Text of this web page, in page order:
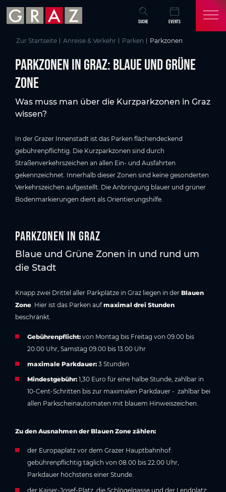
Zum Hauptinhalt springen
Zum Inhaltsverzeichnis springen
Zur Hauptnavigation springen
SUCHE EVENTS
Zur Startseite Anreise & Verkehr Parken Parkzonen
Parkzonen in Graz: Blaue und Grüne
Zone
Was muss man über die Kurzparkzonen in Graz
wissen?
In der Grazer Innenstadt ist das Parken flächendeckend
gebührenpflichtig. Die Kurzparkzonen sind durch
Straßenverkehrszeichen an allen Ein- und Ausfahrten
gekennzeichnet. Innerhalb dieser Zonen sind keine gesonderten
Verkehrszeichen aufgestellt. Die Anbringung blauer und grüner
Bodenmarkierungen dient als Orientierungshilfe.
Parkzonen in Graz
Blaue und Grüne Zonen in und rund um
die Stadt
Knapp zwei Drittel aller Parkplätze in Graz liegen in der Blauen
Zone. Hier ist das Parken aufmaximal drei Stunden
beschränkt.
Gebührenpflicht: von Montag bis Freitag von 09.00 bis
20.00 Uhr, Samstag 09.00 bis 13.00 Uhr
maximale Parkdauer: 3 Stunden
Mindestgebühr: 1,30 Euro für eine halbe Stunde, zahlbar in
10-Cent-Schritten bis zur maximalen Parkdauer - zahlbar bei
allen Parkscheinautomaten mit blauem Hinweiszeichen.
Zu den Ausnahmen der Blauen Zone zählen:
der Europaplatz vor dem Grazer Hauptbahnhof:
gebührenpflichtig täglich von 08.00 bis 22.00 Uhr,
Parkdauer höchstens einer Stunde.
der Kaiser-Josef-Platz, die Schlögelgasse und der Lendplatz: